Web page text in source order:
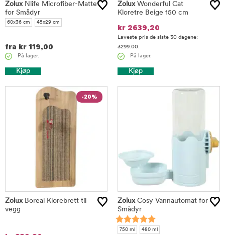
ZoluxNlife Microfiber-Matte
for Smådyr
60x36 cm 45x29 cm
fra kr 119,00
På lager.
Kjøp
ZoluxWonderful Cat
Kloretre Beige 150 cm
kr 2639,20
Laveste pris de siste 30 dagene:
3299.00.
På lager.
Kjøp
-20%
ZoluxBoreal Klorebrett til
vegg
ZoluxCosy Vannautomat for
Smådyr
750 ml 480 ml